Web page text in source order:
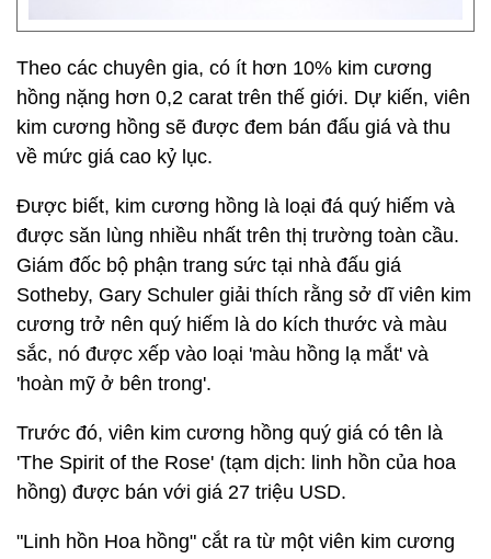
Theo các chuyên gia, có ít hơn 10% kim cương
hồng nặng hơn 0,2 carat trên thế giới. Dự kiến, viên
kim cương hồng sẽ được đem bán đấu giá và thu
về mức giá cao kỷ lục.
Được biết, kim cương hồng là loại đá quý hiếm và
được săn lùng nhiều nhất trên thị trường toàn cầu.
Giám đốc bộ phận trang sức tại nhà đấu giá
Sotheby, Gary Schuler giải thích rằng sở dĩ viên kim
cương trở nên quý hiếm là do kích thước và màu
sắc, nó được xếp vào loại 'màu hồng lạ mắt' và
'hoàn mỹ ở bên trong'.
Trước đó, viên kim cương hồng quý giá có tên là
'The Spirit of the Rose' (tạm dịch: linh hồn của hoa
hồng) được bán với giá 27 triệu USD.
"Linh hồn Hoa hồng" cắt ra từ một viên kim cương